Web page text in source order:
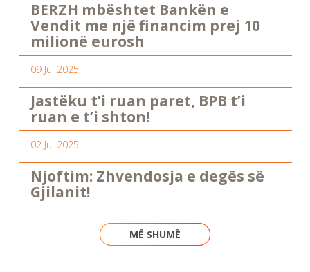
BERZH mbështet Bankën e
Vendit me një financim prej 10
milionë eurosh
09 Jul 2025
Jastëku t’i ruan paret, BPB t’i
ruan e t’i shton!
02 Jul 2025
Njoftim: Zhvendosja e degës së
Gjilanit!
MË SHUMË